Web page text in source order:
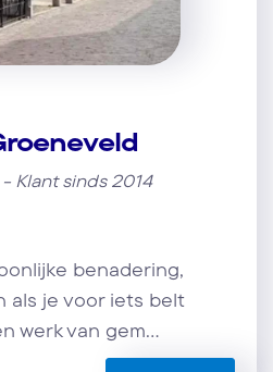
Klant sinds 2014
benadering,
als je voor iets belt
werk van gem...